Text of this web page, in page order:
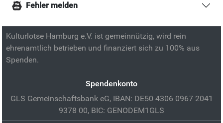
Fehler melden
Kulturlotse Hamburg e.V. ist gemeinnützig, wird rein
ehrenamtlich betrieben und finanziert sich zu 100% aus
Spenden.
Spendenkonto
GLS Gemeinschaftsbank eG, IBAN: DE50 4306 0967 2041
9378 00, BIC: GENODEM1GLS